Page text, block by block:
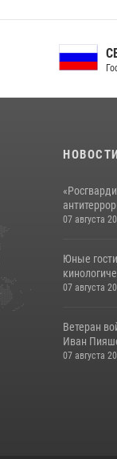
07 августа
Юные
07 августа
Ветеран
Иван
07 августа